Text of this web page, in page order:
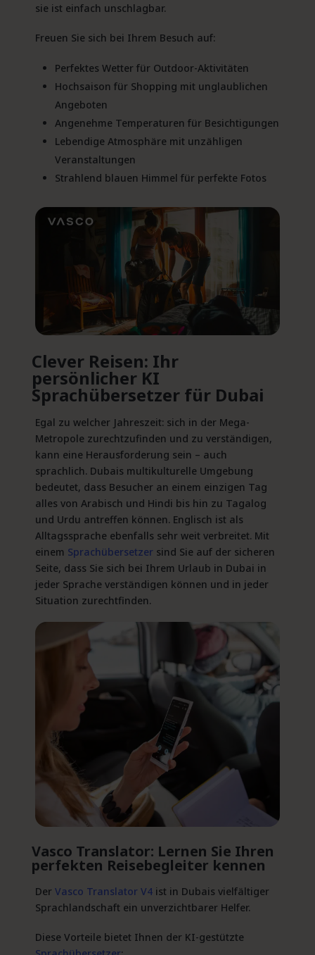
sie ist einfach unschlagbar.
Freuen Sie sich bei Ihrem Besuch auf:
Perfektes Wetter für Outdoor-Aktivitäten
Hochsaison für Shopping mit unglaublichen
Angeboten
Angenehme Temperaturen für Besichtigungen
Lebendige Atmosphäre mit unzähligen
Veranstaltungen
Strahlend blauen Himmel für perfekte Fotos
Clever Reisen: Ihr
persönlicher KI
Sprachübersetzerfür Dubai
Egal zu welcher Jahreszeit: sich in der Mega-
Metropole zurechtzufinden und zu verständigen,
kann eine Herausforderung sein – auch
sprachlich. Dubais multikulturelle Umgebung
bedeutet, dass Besucher an einem einzigen Tag
alles von Arabisch und Hindi bis hin zu Tagalog
und Urdu antreffen können. Englisch ist als
Alltagssprache ebenfalls sehr weit verbreitet. Mit
einem Sprachübersetzersind Sie auf der sicheren
Seite, dass Sie sich bei Ihrem Urlaub in Dubai in
jeder Sprache verständigen können und in jeder
Situation zurechtfinden.
Vasco Translator: Lernen Sie Ihren
perfekten Reisebegleiter kennen
Der Vasco Translator V4ist in Dubais vielfältiger
Sprachlandschaft ein unverzichtbarer Helfer.
Diese Vorteile bietet Ihnen der KI-gestützte